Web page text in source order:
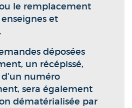
le remplacement
et
déposées
un récépissé,
numéro
sera également
dématérialisée par